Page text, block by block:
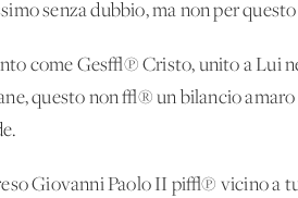
senza dubbio, ma non per
come Ges√π Cristo, unito a Lui
questo non √® un bilancio
Giovanni Paolo II pi√π vicino a